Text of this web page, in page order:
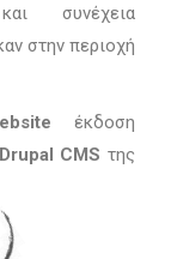
συνέχεια
στην περιοχή
έκδοση
Drupal CMS της